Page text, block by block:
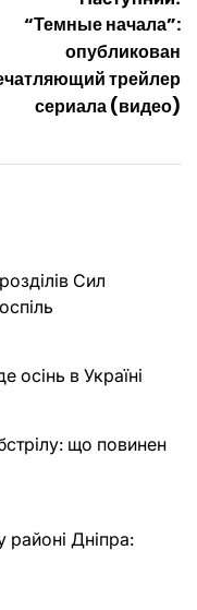
“Темные начала”:
опубликован
трейлер
сериала (видео)
Сил
осінь в Україні
що повинен
районі Дніпра: